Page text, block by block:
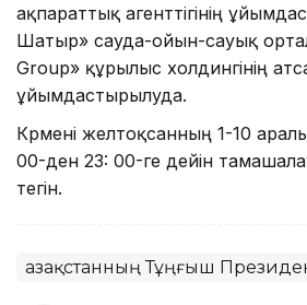
ақпараттық агенттігінің
Шатыр» сауда-ойын-сауық
Group» құрылыс холдингінің
ұйымдастырылуда.
Көрмені желтоқсанның 1-10
00-ден 23: 00-ге дейін
тегін.
Қазақстанның Тұңғыш